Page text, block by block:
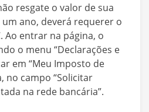
resgate o valor de sua
ano, deverá requerer o
Ao entrar na página, o
o menu “Declarações e
em “Meu Imposto de
no campo “Solicitar
na rede bancária”.